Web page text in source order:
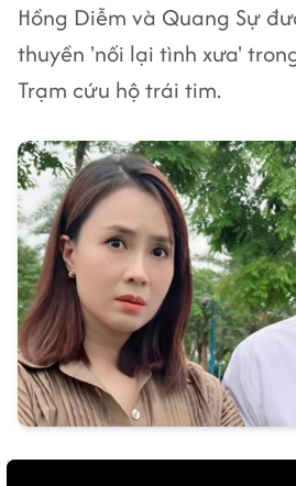
Hồng Diễm và Quang Sự
thuyền 'nối lại tình xưa'
Trạm cứu hộ trái tim.